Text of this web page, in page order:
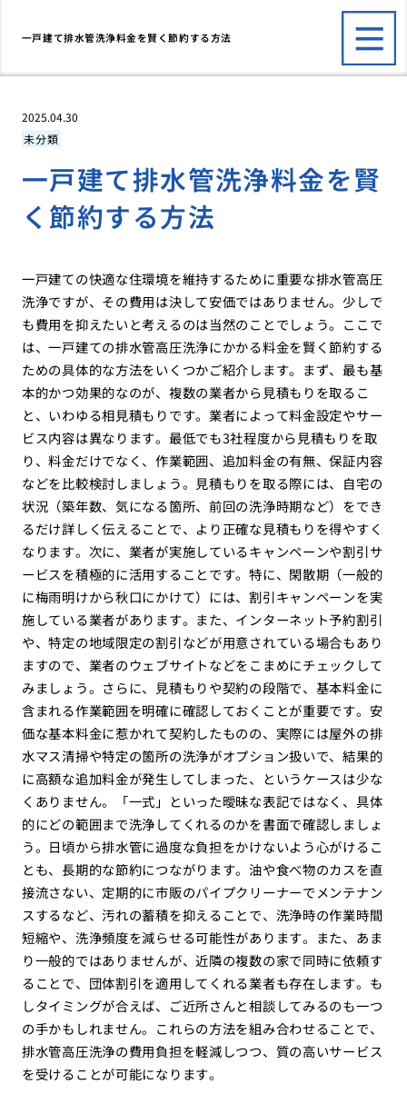
一戸建て排水管洗浄料金を賢く節約する方法
2025.04.30
未分類
一戸建て排水管洗浄料金を賢
く節約する方法
一戸建ての快適な住環境を維持するために重要な排水管高圧
洗浄ですが、その費用は決して安価ではありません。少しで
も費用を抑えたいと考えるのは当然のことでしょう。ここで
は、一戸建ての排水管高圧洗浄にかかる料金を賢く節約する
ための具体的な方法をいくつかご紹介します。まず、最も基
本的かつ効果的なのが、複数の業者から見積もりを取るこ
と、いわゆる相見積もりです。業者によって料金設定やサー
ビス内容は異なります。最低でも3社程度から見積もりを取
り、料金だけでなく、作業範囲、追加料金の有無、保証内容
などを比較検討しましょう。見積もりを取る際には、自宅の
状況（築年数、気になる箇所、前回の洗浄時期など）をでき
るだけ詳しく伝えることで、より正確な見積もりを得やすく
なります。次に、業者が実施しているキャンペーンや割引サ
ービスを積極的に活用することです。特に、閑散期（一般的
に梅雨明けから秋口にかけて）には、割引キャンペーンを実
施している業者があります。また、インターネット予約割引
や、特定の地域限定の割引などが用意されている場合もあり
ますので、業者のウェブサイトなどをこまめにチェックして
みましょう。さらに、見積もりや契約の段階で、基本料金に
含まれる作業範囲を明確に確認しておくことが重要です。安
価な基本料金に惹かれて契約したものの、実際には屋外の排
水マス清掃や特定の箇所の洗浄がオプション扱いで、結果的
に高額な追加料金が発生してしまった、というケースは少な
くありません。「一式」といった曖昧な表記ではなく、具体
的にどの範囲まで洗浄してくれるのかを書面で確認しましょ
う。日頃から排水管に過度な負担をかけないよう心がけるこ
とも、長期的な節約につながります。油や食べ物のカスを直
接流さない、定期的に市販のパイプクリーナーでメンテナン
スするなど、汚れの蓄積を抑えることで、洗浄時の作業時間
短縮や、洗浄頻度を減らせる可能性があります。また、あま
り一般的ではありませんが、近隣の複数の家で同時に依頼す
ることで、団体割引を適用してくれる業者も存在します。も
しタイミングが合えば、ご近所さんと相談してみるのも一つ
の手かもしれません。これらの方法を組み合わせることで、
排水管高圧洗浄の費用負担を軽減しつつ、質の高いサービス
を受けることが可能になります。